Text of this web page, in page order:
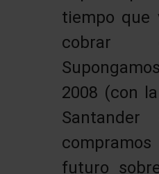
tiempo que
cobrar
2008 (con
futuro